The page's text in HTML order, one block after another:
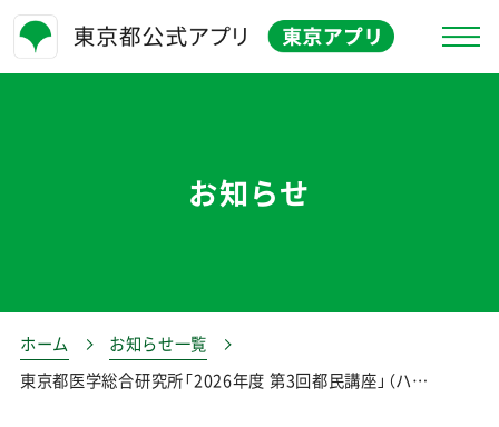
東京アプリとは
特徴
お問合せ
お知らせ
ホーム
お知らせ一覧
東京都医学総合研究所「2026年度 第3回都民講座」（ハ…